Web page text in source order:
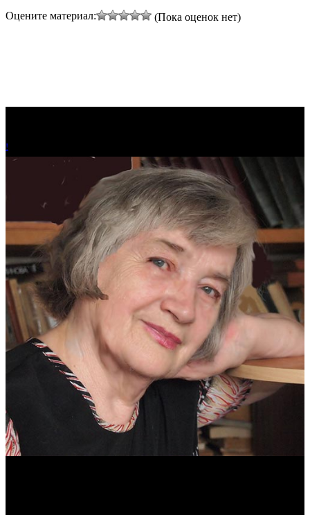
Оцените материал: (Пока оценок нет)
!